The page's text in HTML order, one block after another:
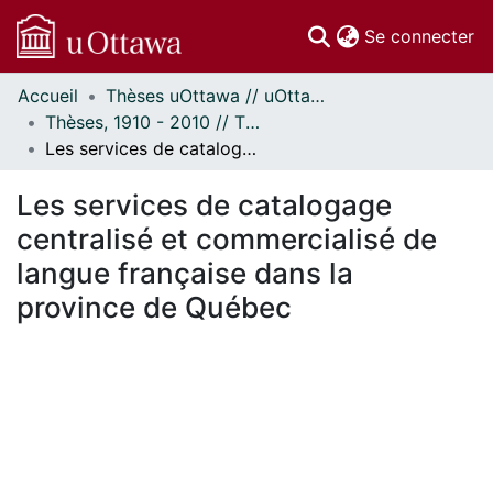
Se connecter
Communautés
et collections
Parcourir
À propos
Accueil
Thèses uOttawa // uOttawa Theses
Thèses, 1910 - 2010 // Theses, 1910 - 2010
Les services de catalogage centralisé et commercialisé de langue française dans la province de Québec
Les services de catalogage
centralisé et commercialisé de
langue française dans la
province de Québec